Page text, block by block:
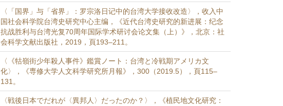
〈「国界」与「省界」：罗宗洛日记中的台湾大学接收改造〉，收入中
国社会科学院台湾史研究中心主编，《近代台湾史研究的新进展：纪念
抗战胜利与台湾光复70周年国际学术研讨会论文集（上）》，北京：社
会科学文献出版社，2019，頁193–211。
〈《牯嶺街少年殺人事件》鑑賞ノート：台湾と冷戦期アメリカ文
化〉，《専修大学人文科学研究所月報》，300（2019.5），頁115–
131。
〈戦後日本でだれが〈異邦人〉だったのか？〉，《植民地文化研究：